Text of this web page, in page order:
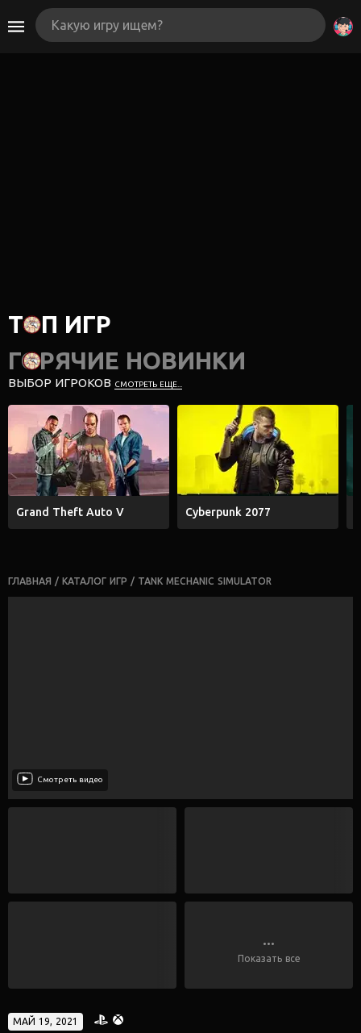
ТОП ИГР
ГОРЯЧИЕ НОВИНКИ
ВЫБОР ИГРОКОВ СМОТРЕТЬ ЕЩЕ...
Grand Theft Auto V Cyberpunk 2077
ГЛАВНАЯ / КАТАЛОГ ИГР / TANK MECHANIC SIMULATOR
Смотреть видео
...
Показать все
МАЙ 19, 2021